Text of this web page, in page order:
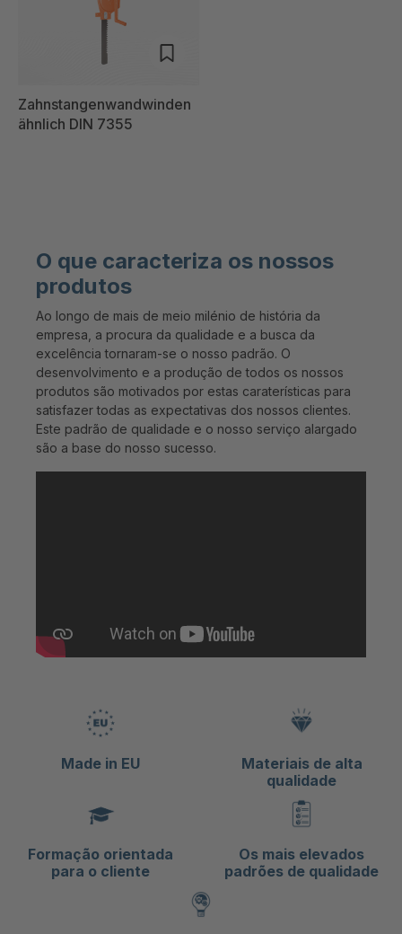
Zahnstangenwandwinden
ähnlich DIN 7355
O que caracteriza os nossos
produtos
Ao longo de mais de meio milénio de história da
empresa, a procura da qualidade e a busca da
excelência tornaram-se o nosso padrão. O
desenvolvimento e a produção de todos os nossos
produtos são motivados por estas caraterísticas para
satisfazer todas as expectativas dos nossos clientes.
Este padrão de qualidade e o nosso serviço alargado
são a base do nosso sucesso.
Made in EU
Materiais de alta
qualidade
Formação orientada
para o cliente
Os mais elevados
padrões de qualidade